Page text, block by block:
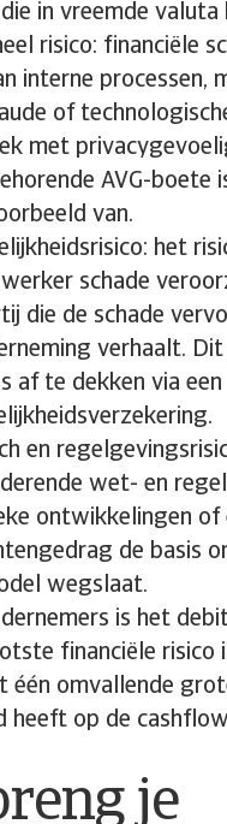
in vreemde valuta
risico: financiële
interne processen,
of
met
AVG-boete
van.
het
schade
die de schade
verhaalt. Dit
af te dekken via een
en
wet- en
ontwikkelingen of
de basis
wegslaat.
is het
financiële risico
één omvallende
heeft op de
je